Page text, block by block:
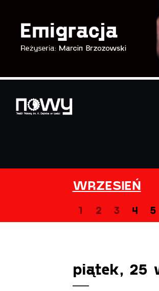
WRZESIEŃ
1 2 3 4 5
piątek, 25